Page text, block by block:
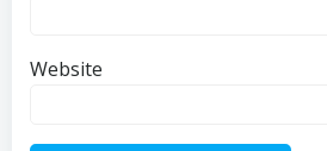
Website